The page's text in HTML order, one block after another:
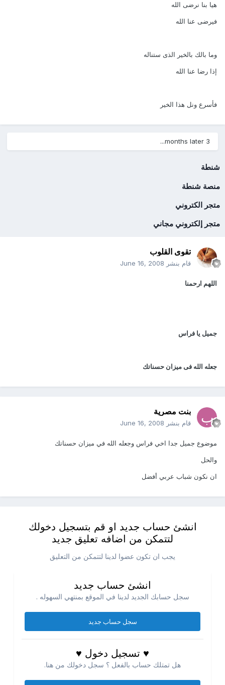
هيا بنا نرضى الله
فيرضى عنا الله
وما بالك بالخير الذى ستناله
إذا رضا عنا الله
فأسرع ونل هذا الخير
3 months later...
شنطة
منصة شنطة
متجر الكتروني
متجر إلكتروني مجاني
تقوى القلوب
قام بنشر June 16, 2008
اللهم ارحمنا
جميل يا فراس
جعله الله فى ميزان حسناتك
بنت مصرية
قام بنشر June 16, 2008
موضوع جميل جدا اخي فراس وجعله الله في ميزان حسناتك
والحل
ان نكون شباب عربي أفضل
انشئ حساب جديد او قم بتسجيل دخولك
لتتمكن من اضافه تعليق جديد
يجب ان تكون عضوا لدينا لتتمكن من التعليق
انشئ حساب جديد
سجل حسابك الجديد لدينا في الموقع بمنتهي السهوله .
سجل حساب جديد
♥ تسجيل دخول ♥
هل تمتلك حساب بالفعل ؟ سجل دخولك من هنا.